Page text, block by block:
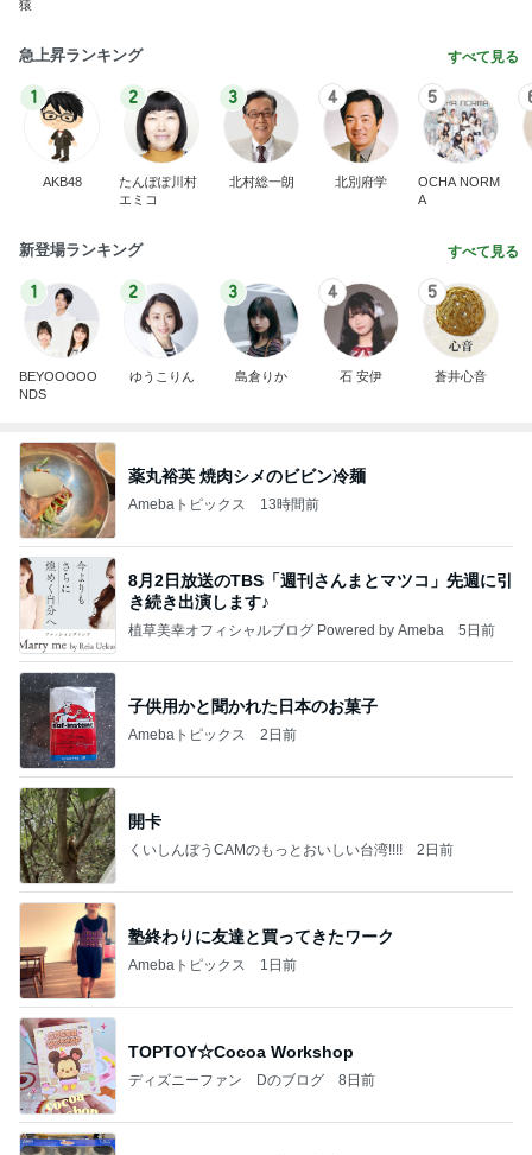
猿
急上昇ランキング すべて見る
1
AKB48
2
たんぽぽ川村
エミコ
3
北村総一朗
4
北別府学
5
OCHA NORM
A
新登場ランキング すべて見る
1
BEYOOOOO
NDS
2
ゆうこりん
3
島倉りか
4
石 安伊
5
蒼井心音
薬丸裕英 焼肉シメのビビン冷麺
Amebaトピックス 13時間前
8月2日放送のTBS「週刊さんまとマツコ」先週に引
き続き出演します♪
植草美幸オフィシャルブログ Powered by Ameba 5日前
子供用かと聞かれた日本のお菓子
Amebaトピックス 2日前
開卡
くいしんぼうCAMのもっとおいしい台湾!!!! 2日前
塾終わりに友達と買ってきたワーク
Amebaトピックス 1日前
TOPTOY☆Cocoa Workshop
ディズニーファン Dのブログ 8日前